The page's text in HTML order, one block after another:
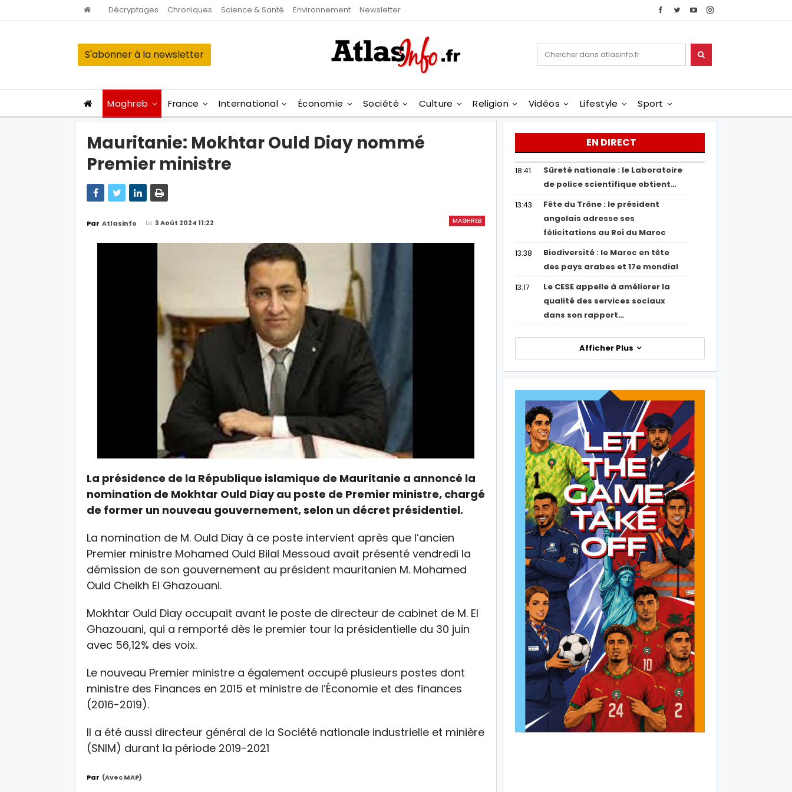
Décryptages Chroniques Science & Santé Environnement Newsletter
S'abonner à la newsletter
Maghreb France International Économie Société Culture Religion Vidéos Lifestyle Sport
Mauritanie: Mokhtar Ould Diay nommé
Premier ministre
MAGHREB
Par Atlasinfo Le 3 Août 2024 11:22
La présidence de la République islamique de Mauritanie a annoncé la
nomination de Mokhtar Ould Diay au poste de Premier ministre, chargé
de former un nouveau gouvernement, selon un décret présidentiel.
La nomination de M. Ould Diay à ce poste intervient après que l’ancien
Premier ministre Mohamed Ould Bilal Messoud avait présenté vendredi la
démission de son gouvernement au président mauritanien M. Mohamed
Ould Cheikh El Ghazouani.
Mokhtar Ould Diay occupait avant le poste de directeur de cabinet de M. El
Ghazouani, qui a remporté dès le premier tour la présidentielle du 30 juin
avec 56,12% des voix.
Le nouveau Premier ministre a également occupé plusieurs postes dont
ministre des Finances en 2015 et ministre de l’Économie et des finances
(2016-2019).
Il a été aussi directeur général de la Société nationale industrielle et minière
(SNIM) durant la période 2019-2021
Par (avec MAP)
EN DIRECT
18:41
Sûreté nationale : le Laboratoire
de police scientifique obtient…
13:43
Fête du Trône : le président
angolais adresse ses
félicitations au Roi du Maroc
13:38
Biodiversité : le Maroc en tête
des pays arabes et 17e mondial
13:17
Le CESE appelle à améliorer la
qualité des services sociaux
dans son rapport…
Afficher Plus